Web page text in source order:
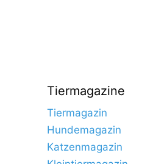
Tiermagazine
Tiermagazin
Hundemagazin
Katzenmagazin